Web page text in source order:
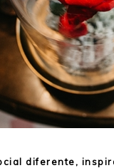
diferente,